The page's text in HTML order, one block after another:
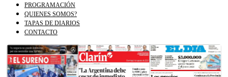
PROGRAMACIÓN
QUIENES SOMOS?
TAPAS DE DIARIOS
CONTACTO